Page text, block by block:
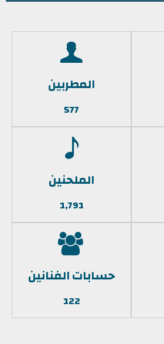
المطربين
577
الملحنين
1,791
حسابات الفنانين
122